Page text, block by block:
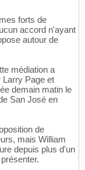
forts de
accord n'ayant
autour de
médiation a
Larry Page et
demain matin le
San José en
de
mais William
depuis plus d'un